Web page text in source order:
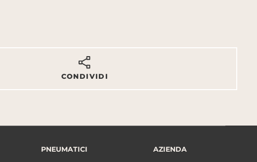
CONDIVIDI
PNEUMATICI AZIENDA